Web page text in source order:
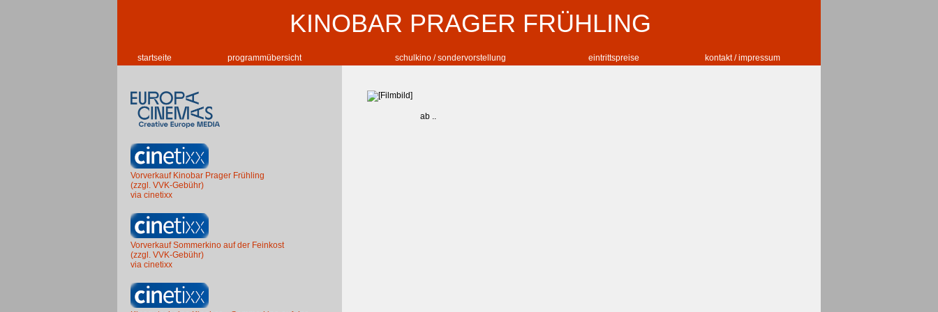
KINOBAR PRAGER FRÜHLING
startseite programmübersicht schulkino / sondervorstellung eintrittspreise kontakt / impressum
Vorverkauf Kinobar Prager Frühling
(zzgl. VVK-Gebühr)
via cinetixx
Vorverkauf Sommerkino auf der Feinkost
(zzgl. VVK-Gebühr)
via cinetixx
ab ..